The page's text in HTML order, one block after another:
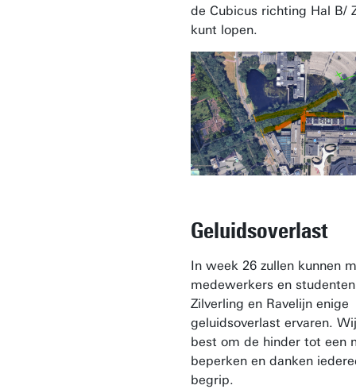
de Cubicus richting Hal B/
kunt lopen.
Geluidsoverlast
In week 26 zullen kunnen
medewerkers en
Zilverling en Ravelijn enige
geluidsoverlast ervaren.
best om de hinder tot een
beperken en danken
begrip.